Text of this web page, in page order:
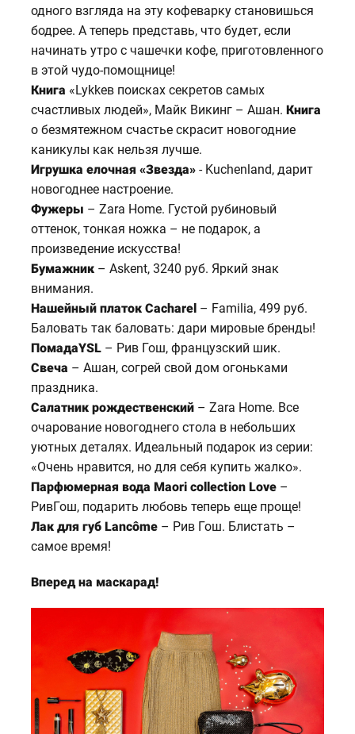
одного взгляда на эту кофеварку становишься
бодрее. А теперь представь, что будет, если
начинать утро с чашечки кофе, приготовленного
в этой чудо-помощнице!
Книга «Lykkeв поисках секретов самых
счастливых людей», Майк Викинг – Ашан. Книга
о безмятежном счастье скрасит новогодние
каникулы как нельзя лучше.
Игрушка елочная «Звезда»- Kuchenland, дарит
новогоднее настроение.
Фужеры – Zara Home. Густой рубиновый
оттенок, тонкая ножка – не подарок, а
произведение искусства!
Бумажник– Askent, 3240 руб. Яркий знак
внимания.
Нашейный платок Cacharel – Familia, 499 руб.
Баловать так баловать: дари мировые бренды!
ПомадаYSL– Рив Гош, французский шик.
Свеча – Ашан, согрей свой дом огоньками
праздника.
Салатник рождественский– Zara Home. Все
очарование новогоднего стола в небольших
уютных деталях. Идеальный подарок из серии:
«Очень нравится, но для себя купить жалко».
Парфюмерная вода Maori collection Love–
РивГош, подарить любовь теперь еще проще!
Лак для губ Lancôme– Рив Гош. Блистать –
самое время!
Вперед на маскарад!